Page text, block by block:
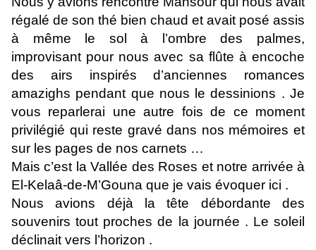
régalé de son thé bien chaud et avait posé assis
à même le sol à l’ombre des palmes,
improvisant pour nous avec sa flûte à encoche
des airs inspirés d’anciennes romances
amazighs pendant que nous le dessinions . Je
vous reparlerai une autre fois de ce moment
privilégié qui reste gravé dans nos mémoires et
sur les pages de nos carnets …
Mais c’est la Vallée des Roses et notre arrivée à
El-Kelaâ-de-M’Gouna que je vais évoquer ici .
Nous avions déjà la tête débordante des
souvenirs tout proches de la journée . Le soleil
déclinait vers l’horizon .